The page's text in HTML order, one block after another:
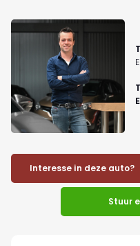
Interesse in deze auto?
Stuur